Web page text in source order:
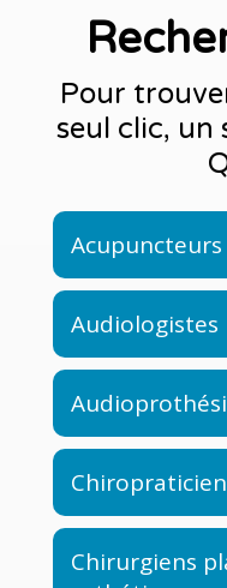
Pour
seul clic, un
Acupuncteurs
Audiologistes
Chirurgiens